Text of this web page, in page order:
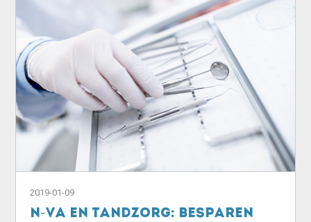
2019-01-09
N-VA en tandzorg: besparen